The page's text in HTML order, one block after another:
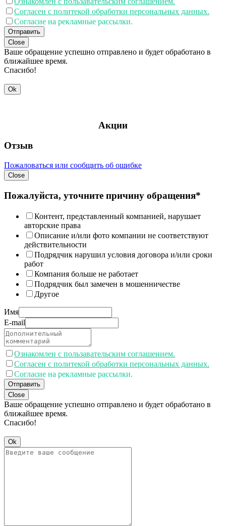
Согласен с политекой обработки персональных данных.
Согласие на рекламные рассылки.
Отправить
Close
Ваше обращение успешно отправлено и будет обработано в
ближайшее время.
Спасибо!
Ok
Акции
Отзыв
Пожаловаться или сообщить об ошибке
Close
Пожалуйста, уточните причину обращения*
Контент, представленный компанией, нарушает
авторские права
Описание и/или фото компании не соответствуют
действительности
Подрядчик нарушил условия договора и/или сроки
работ
Компания больше не работает
Подрядчик был замечен в мошенничестве
Другое
Имя
E-mail
Ознакомлен с пользавательским соглашением.
Согласен с политекой обработки персональных данных.
Согласие на рекламные рассылки.
Отправить
Close
Ваше обращение успешно отправлено и будет обработано в
ближайшее время.
Спасибо!
Ok